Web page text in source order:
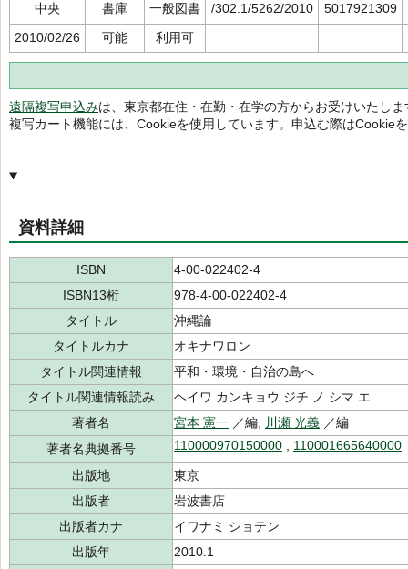
中央
書庫 一般図書 /302.1/5262/2010
5017921309
2010/02/26
可能 利用可
遠隔複写申込みは、東京都在住・在勤・在学の方からお受けいたしま
複写カート機能には、Cookieを使用しています。申込む際はCookie
資料詳細
ISBN
4-00-022402-4
ISBN13桁
978-4-00-022402-4
タイトル
沖縄論
タイトルカナ
オキナワロン
タイトル関連情報
平和・環境・自治の島へ
タイトル関連情報読み
ヘイワ カンキョウ ジチ ノ シマ エ
著者名
宮本 憲一 ／編, 川瀬 光義 ／編
著者名典拠番号
110000970150000 110001665640000
出版地
東京
出版者
岩波書店
出版者カナ
イワナミ ショテン
出版年
2010.1